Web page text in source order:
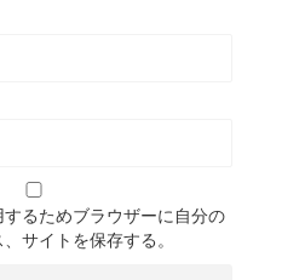
るためブラウザーに自分の
サイトを保存する。